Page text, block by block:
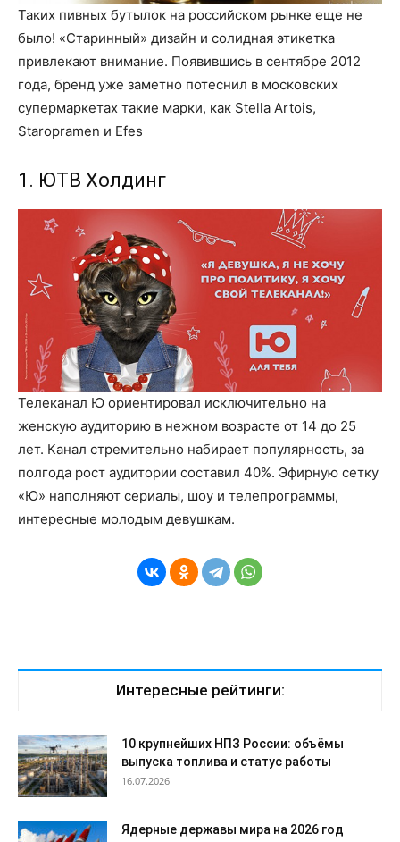
Таких пивных бутылок на российском рынке еще не
было! «Старинный» дизайн и солидная этикетка
привлекают внимание. Появившись в сентябре 2012
года, бренд уже заметно потеснил в московских
супермаркетах такие марки, как Stella Artois,
Staropramen и Efes
1. ЮТВ Холдинг
Телеканал Ю ориентировал исключительно на
женскую аудиторию в нежном возрасте от 14 до 25
лет. Канал стремительно набирает популярность, за
полгода рост аудитории составил 40%. Эфирную сетку
«Ю» наполняют сериалы, шоу и телепрограммы,
интересные молодым девушкам.
Интересные рейтинги:
10 крупнейших НПЗ России: объёмы
выпуска топлива и статус работы
16.07.2026
Ядерные державы мира на 2026 год